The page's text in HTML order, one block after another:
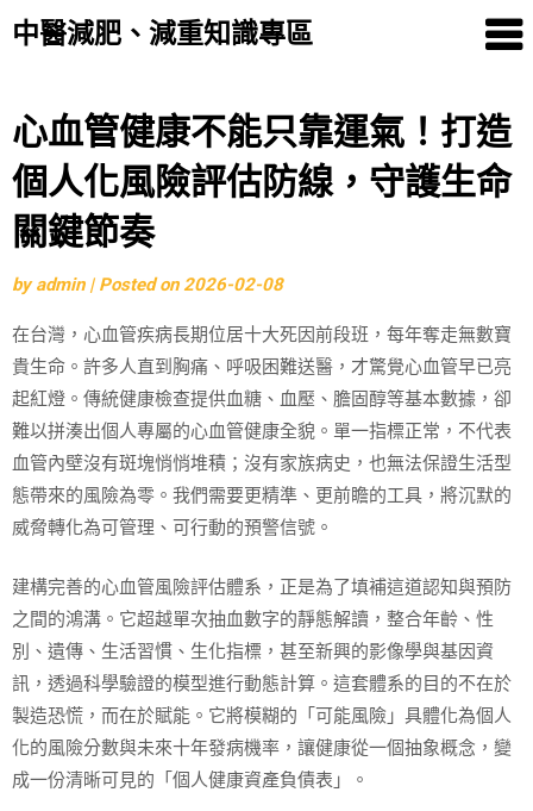
中醫減肥、減重知識專區
Skip
to
content
心血管健康不能只靠運氣！打造
個人化風險評估防線，守護生命
關鍵節奏
byadmin | Posted on2026-02-08
在台灣，心血管疾病長期位居十大死因前段班，每年奪走無數寶
貴生命。許多人直到胸痛、呼吸困難送醫，才驚覺心血管早已亮
起紅燈。傳統健康檢查提供血糖、血壓、膽固醇等基本數據，卻
難以拼湊出個人專屬的心血管健康全貌。單一指標正常，不代表
血管內壁沒有斑塊悄悄堆積；沒有家族病史，也無法保證生活型
態帶來的風險為零。我們需要更精準、更前瞻的工具，將沉默的
威脅轉化為可管理、可行動的預警信號。
建構完善的心血管風險評估體系，正是為了填補這道認知與預防
之間的鴻溝。它超越單次抽血數字的靜態解讀，整合年齡、性
別、遺傳、生活習慣、生化指標，甚至新興的影像學與基因資
訊，透過科學驗證的模型進行動態計算。這套體系的目的不在於
製造恐慌，而在於賦能。它將模糊的「可能風險」具體化為個人
化的風險分數與未來十年發病機率，讓健康從一個抽象概念，變
成一份清晰可見的「個人健康資產負債表」。